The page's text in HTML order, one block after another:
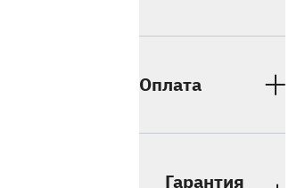
Оплата
Гарантия